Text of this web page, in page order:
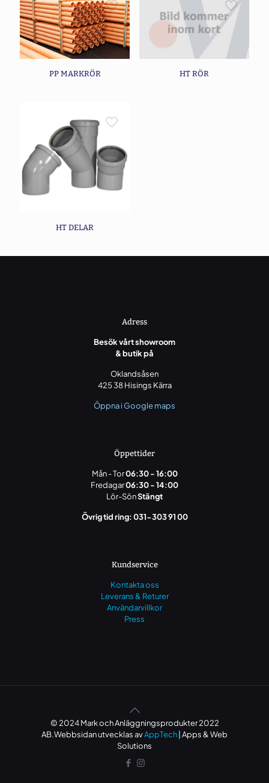
PP MARKRÖR HT RÖR
HT DELAR
Adress
Besök vårt showroom
& butik på
Oklandsåsen
425 38 Hisings Kärra
Öppna i Google maps
Öppettider
Mån - Tor06:30 - 16:00
Fredagar06:30 - 14:00
Lör-SönStängt
Övrig tid ring: 031-303 91 00
Kundservice
Kontakta oss
Leverans & Returer
Användarvillkor
Press
© 2024 Mark och Anläggningsprodukter 2022
AB.Webbsidan utvecklas avAppTech | Apps & Web
Solutions